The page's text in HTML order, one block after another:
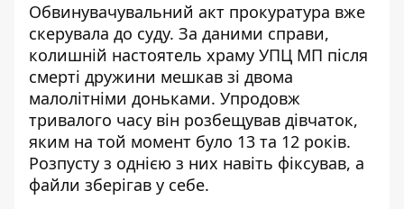
Обвинувачувальний акт прокуратура вже
скерувала до суду. За даними справи,
колишній настоятель храму УПЦ МП після
смерті дружини мешкав зі двома
малолітніми доньками. Упродовж
тривалого часу він розбещував дівчаток,
яким на той момент було 13 та 12 років.
Розпусту з однією з них навіть фіксував, а
файли зберігав у себе.